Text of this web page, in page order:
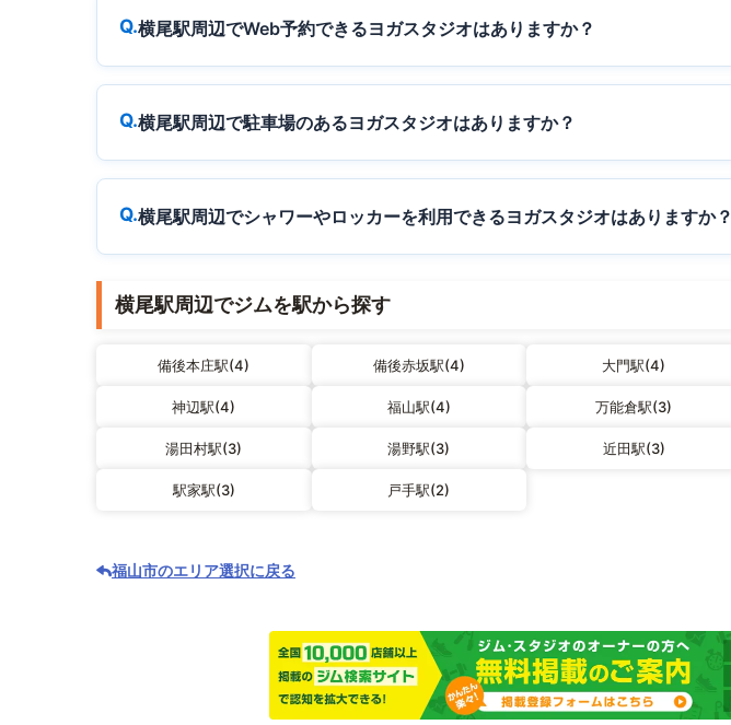
横尾駅周辺でWeb予約できるヨガスタジオはありますか？
横尾駅周辺で駐車場のあるヨガスタジオはありますか？
横尾駅周辺でシャワーやロッカーを利用できるヨガスタジオはありますか？
横尾駅周辺でジムを駅から探す
備後本庄駅(4) 備後赤坂駅(4) 大門駅(4)
神辺駅(4) 福山駅(4) 万能倉駅(3)
湯田村駅(3) 湯野駅(3) 近田駅(3)
駅家駅(3) 戸手駅(2)
福山市のエリア選択に戻る